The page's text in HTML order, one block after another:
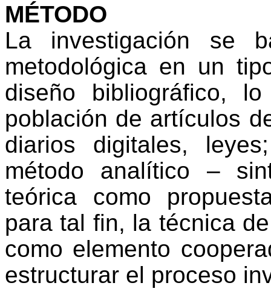
MÉTODO
La investigación se
metodológica en un
diseño bibliográfico,
población de artículos
diarios digitales,
método analítico –
teórica como
para tal fin, la técnica
como elemento
estructurar el proceso